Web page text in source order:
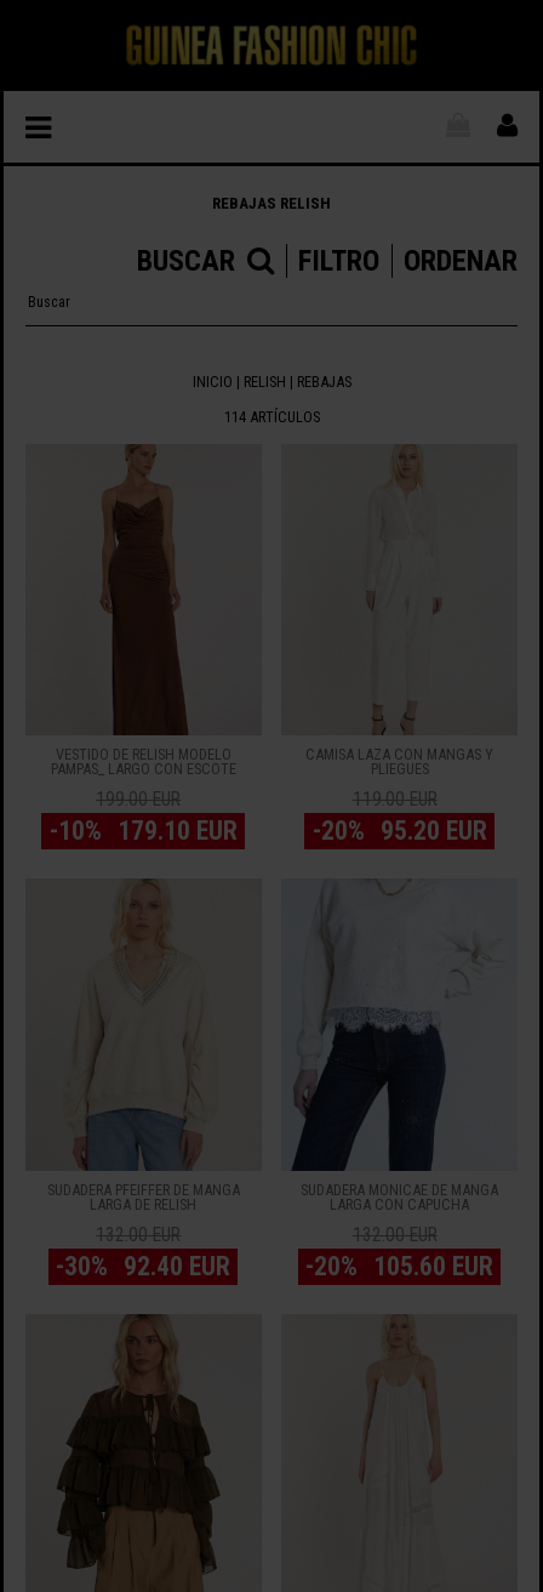
REBAJAS RELISH
ORDENAR
FILTRO
BUSCAR
INICIO | RELISH | REBAJAS
114 ARTÍCULOS
VESTIDO DE RELISH MODELO
PAMPAS_ LARGO CON ESCOTE
199.00 EUR
-10% 179.10 EUR
CAMISA LAZA CON MANGAS Y
PLIEGUES
119.00 EUR
-20% 95.20 EUR
SUDADERA PFEIFFER DE MANGA
LARGA DE RELISH
132.00 EUR
-30% 92.40 EUR
SUDADERA MONICAE DE MANGA
LARGA CON CAPUCHA
132.00 EUR
-20% 105.60 EUR